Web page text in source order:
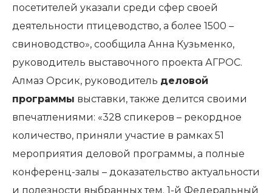
посетителей указали среди сфер своей
деятельности птицеводство, а более 1500 –
свиноводство», сообщила Анна Кузьменко,
руководитель выставочного проекта АГРОС.
Алмаз Орсик, руководитель деловой
программы выставки, также делится своими
впечатлениями: «328 спикеров – рекордное
количество, приняли участие в рамках 51
мероприятия деловой программы, а полные
конференц-залы – доказательство актуальности
и полезности выбранных тем. 1-й Федеральный